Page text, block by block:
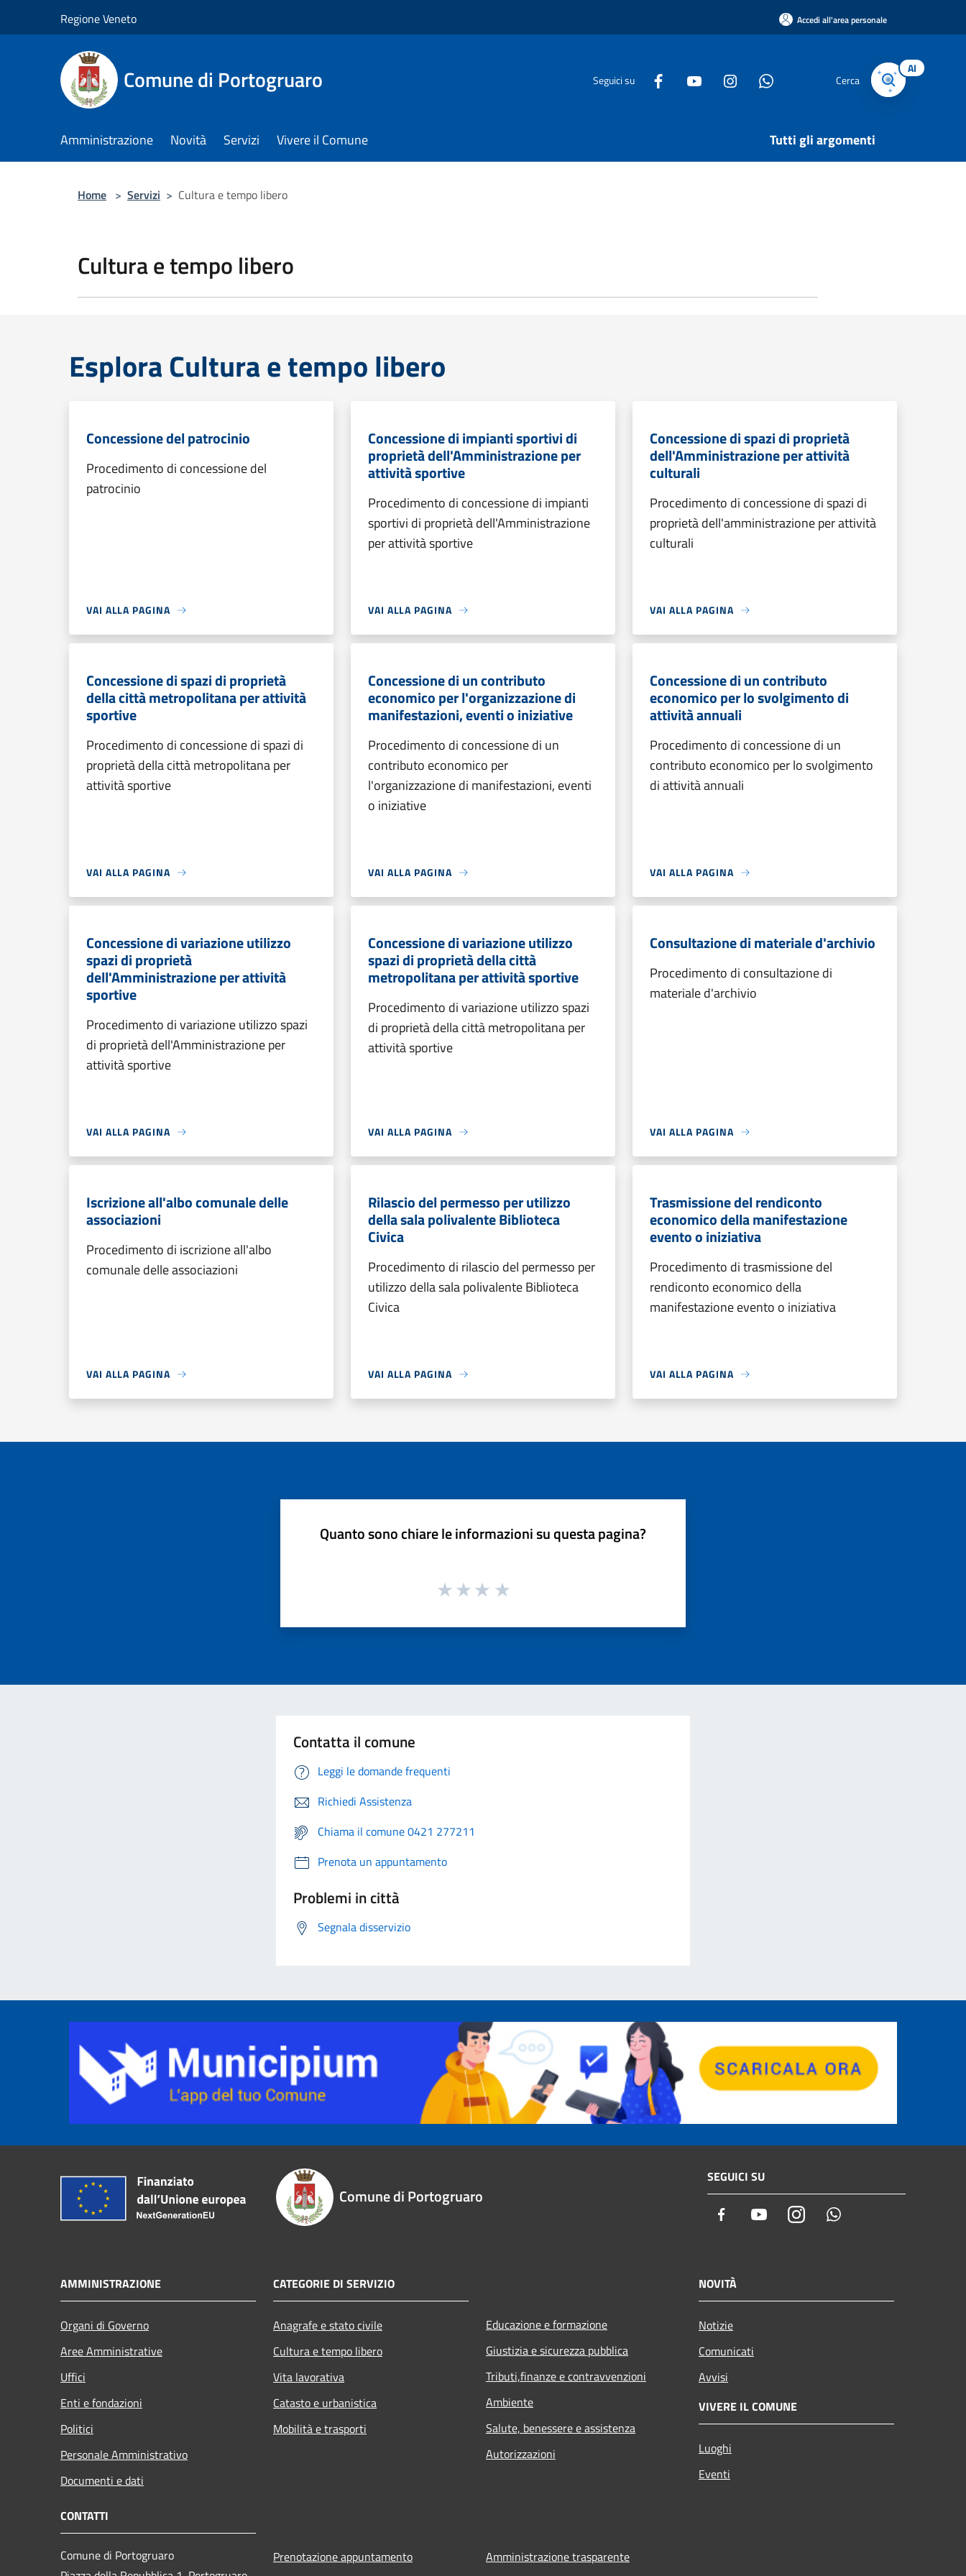
Regione Veneto Accedi all'area personale
Comune di Portogruaro Seguici su Cerca
AI
Amministrazione Novità Servizi Vivere il Comune Tutti gli argomenti
Home > Servizi > Cultura e tempo libero
Cultura e tempo libero
Esplora Cultura e tempo libero
Concessione del patrocinio
Procedimento di concessione del
patrocinio
VAI ALLA PAGINA
Concessione di impianti sportivi di
proprietà dell'Amministrazione per
attività sportive
Procedimento di concessione di impianti
sportivi di proprietà dell'Amministrazione
per attività sportive
VAI ALLA PAGINA
Concessione di spazi di proprietà
dell'Amministrazione per attività
culturali
Procedimento di concessione di spazi di
proprietà dell'amministrazione per attività
culturali
VAI ALLA PAGINA
Concessione di spazi di proprietà
della città metropolitana per attività
sportive
Procedimento di concessione di spazi di
proprietà della città metropolitana per
attività sportive
VAI ALLA PAGINA
Concessione di un contributo
economico per l'organizzazione di
manifestazioni, eventi o iniziative
Procedimento di concessione di un
contributo economico per
l'organizzazione di manifestazioni, eventi
o iniziative
VAI ALLA PAGINA
Concessione di un contributo
economico per lo svolgimento di
attività annuali
Procedimento di concessione di un
contributo economico per lo svolgimento
di attività annuali
VAI ALLA PAGINA
Concessione di variazione utilizzo
spazi di proprietà
dell'Amministrazione per attività
sportive
Procedimento di variazione utilizzo spazi
di proprietà dell'Amministrazione per
attività sportive
VAI ALLA PAGINA
Concessione di variazione utilizzo
spazi di proprietà della città
metropolitana per attività sportive
Procedimento di variazione utilizzo spazi
di proprietà della città metropolitana per
attività sportive
VAI ALLA PAGINA
Consultazione di materiale d'archivio
Procedimento di consultazione di
materiale d'archivio
VAI ALLA PAGINA
Iscrizione all'albo comunale delle
associazioni
Procedimento di iscrizione all'albo
comunale delle associazioni
VAI ALLA PAGINA
Rilascio del permesso per utilizzo
della sala polivalente Biblioteca
Civica
Procedimento di rilascio del permesso per
utilizzo della sala polivalente Biblioteca
Civica
VAI ALLA PAGINA
Trasmissione del rendiconto
economico della manifestazione
evento o iniziativa
Procedimento di trasmissione del
rendiconto economico della
manifestazione evento o iniziativa
VAI ALLA PAGINA
Quanto sono chiare le informazioni su questa pagina?
Contatta il comune
Leggi le domande frequenti
Richiedi Assistenza
Chiama il comune 0421 277211
Prenota un appuntamento
Problemi in città
Segnala disservizio
Comune di Portogruaro
SEGUICI SU
Facebook YoutubeInstagram
AMMINISTRAZIONE
Organi di Governo
Aree Amministrative
Uffici
Enti e fondazioni
Politici
Personale Amministrativo
Documenti e dati
CATEGORIE DI SERVIZIO
Anagrafe e stato civile
Cultura e tempo libero
Vita lavorativa
Catasto e urbanistica
Mobilità e trasporti
Educazione e formazione
Giustizia e sicurezza pubblica
Tributi,finanze e contravvenzioni
Ambiente
Salute, benessere e assistenza
Autorizzazioni
NOVITÀ
Notizie
Comunicati
Avvisi
VIVERE IL COMUNE
Luoghi
Eventi
CONTATTI
Comune di Portogruaro
Prenotazione appuntamento
Amministrazione trasparente